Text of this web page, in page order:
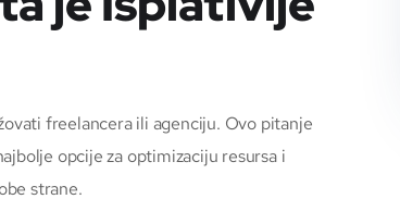
freelancera ili agenciju. Ovo pitanje
opcije za optimizaciju resursa i
strane.